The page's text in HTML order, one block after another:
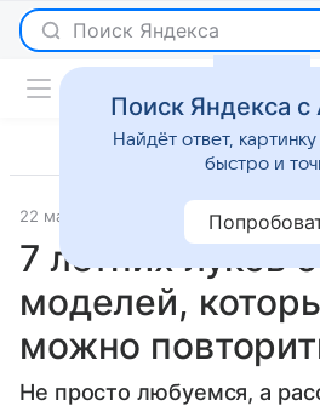
Поиск Яндекса
22 мая 2024
7 летних луков
моделей,
можно
Не просто любуемся, а
Поиск Яндекса с
Найдёт ответ,
быстро и